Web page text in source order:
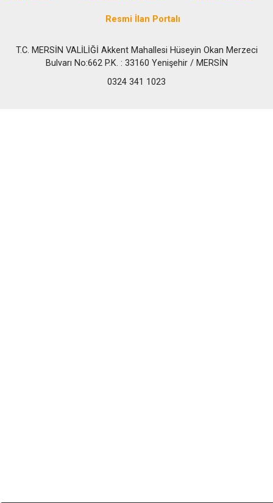
Resmi İlan Portalı
T.C. MERSİN VALİLİĞİ Akkent Mahallesi Hüseyin Okan Merzeci
Bulvarı No:662 P.K. : 33160 Yenişehir / MERSİN
0324 341 1023